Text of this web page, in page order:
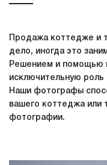
Продажа коттедже и
дело, иногда это
Решением и помощью
исключительную
Наши фотографы
вашего коттеджа или
фотографии.